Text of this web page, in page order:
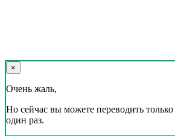
×
Очень жаль,
Но сейчас вы можете переводить только
один раз.